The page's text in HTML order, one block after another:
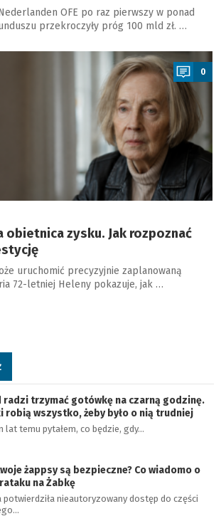
OFE po raz pierwszy w ponad
przekroczyły próg 100 mld zł. …
0
obietnica zysku. Jak rozpoznać
uruchomić precyzyjnie zaplanowaną
72-letniej Heleny pokazuje, jak …
radzi trzymać gotówkę na czarną godzinę.
robią wszystko, żeby było o nią trudniej
lat temu pytałem, co będzie, gdy…
żappsy są bezpieczne? Co wiadomo o
na Żabkę
potwierdziła nieautoryzowany dostęp do części